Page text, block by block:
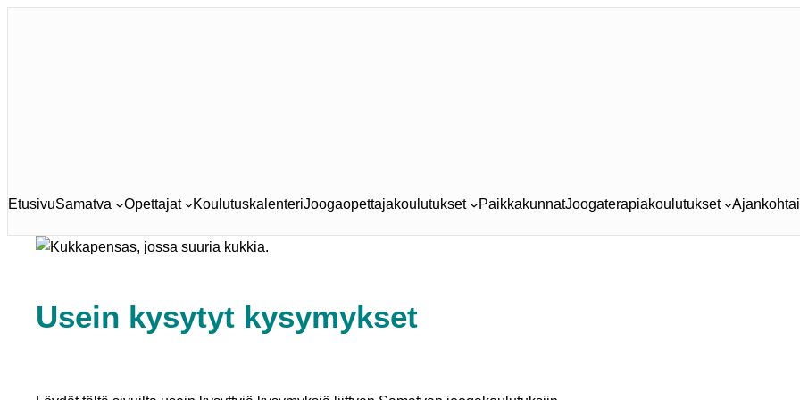
EtusivuSamatva Opettajat KoulutuskalenteriJoogaopettajakoulutukset PaikkakunnatJoogaterapiakoulutukset
Usein kysytyt kysymykset